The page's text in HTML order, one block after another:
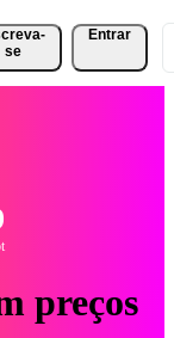
se
Entrar
preços